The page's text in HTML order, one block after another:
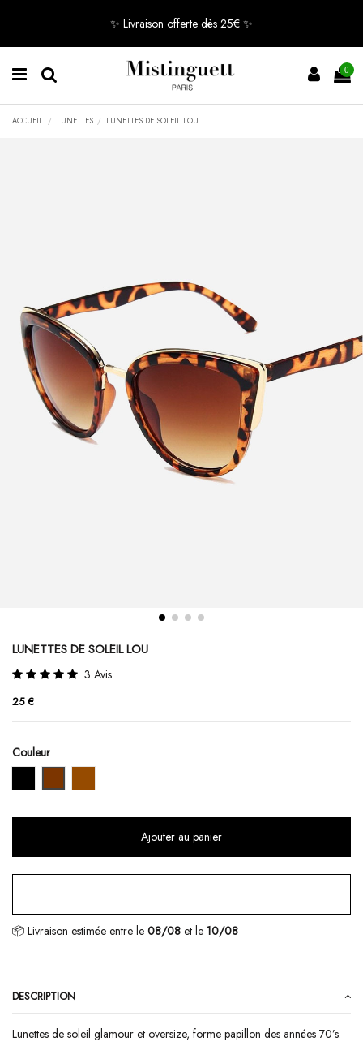
✨ Livraison offerte dès 25€ ✨
0
ACCUEIL LUNETTES LUNETTES DE SOLEIL LOU
LUNETTES DE SOLEIL LOU
3 Avis
25 €
Couleur
Ajouter au panier
📦 Livraison estimée entre le 08/08 et le 10/08
DESCRIPTION
Lunettes de soleil glamour et oversize, forme papillon des années 70’s.